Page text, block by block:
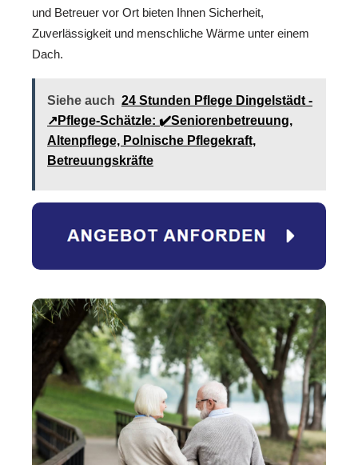
und Betreuer vor Ort bieten Ihnen Sicherheit,
Zuverlässigkeit und menschliche Wärme unter einem
Dach.
Siehe auch 24 Stunden Pflege Dingelstädt -
↗️Pflege-Schätzle: ✔️Seniorenbetreuung,
Altenpflege, Polnische Pflegekraft,
Betreuungskräfte